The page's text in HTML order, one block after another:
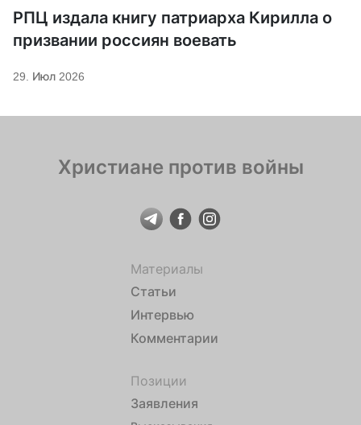
РПЦ издала книгу патриарха Кирилла о
призвании россиян воевать
29. Июл 2026
Христиане против войны
Материалы
Статьи
Интервью
Комментарии
Позиции
Заявления